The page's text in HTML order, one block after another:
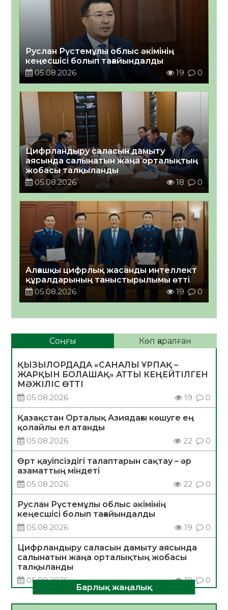
Руслан Рүстемұлы облыс әкімінің
кеңесшісі болып тағайындалды
05.08.2026
19 0
Цифрландыру саласын дамыту
аясында салынатын жаңа орталықтың
жобасы талқыланды
05.08.2026
18 0
Алғашқы цифрлық жасанды интеллект
құралдарының таныстырылымы өтті
05.08.2026
19 0
Соңғы Көп қаралған
ҚЫЗЫЛОРДАДА «САНАЛЫ ҰРПАҚ –
ЖАРҚЫН БОЛАШАҚ» АТТЫ КЕҢЕЙТІЛГЕН
МӘЖІЛІС ӨТТІ
05.08.2026
19 0
Қазақстан Орталық Азиядағы көшуге ең
қолайлы ел атанды
05.08.2026
22 0
Өрт қауіпсіздігі талаптарын сақтау – әр
азаматтың міндеті
05.08.2026
22 0
Руслан Рүстемұлы облыс әкімінің
кеңесшісі болып тағайындалды
05.08.2026
19 0
Цифрландыру саласын дамыту аясында
салынатын жаңа орталықтың жобасы
талқыланды
05.08.2026
18 0
Барлық жаңалық